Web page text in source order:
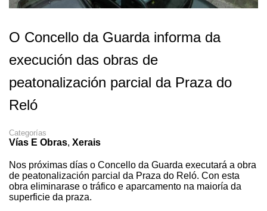
O Concello da Guarda informa da
execución das obras de
peatonalización parcial da Praza do
Reló
Categorías
Vías E Obras, Xerais
Nos próximas días o Concello da Guarda executará a obra
de peatonalización parcial da Praza do Reló. Con esta
obra eliminarase o tráfico e aparcamento na maioría da
superficie da praza.